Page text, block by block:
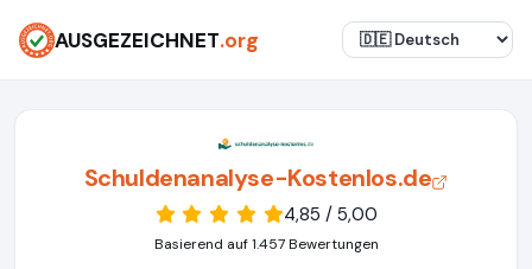
AUSGEZEICHNET.org
Schuldenanalyse-Kostenlos.de
4,85 / 5,00
Basierend auf 1.457 Bewertungen